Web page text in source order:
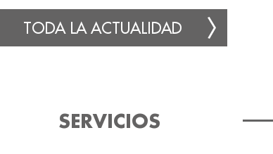
TODA LA ACTUALIDAD
SERVICIOS